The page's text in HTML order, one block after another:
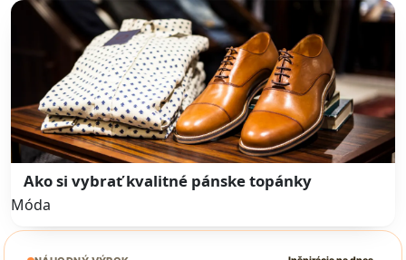
Ako si vybrať kvalitné pánske topánky
Móda